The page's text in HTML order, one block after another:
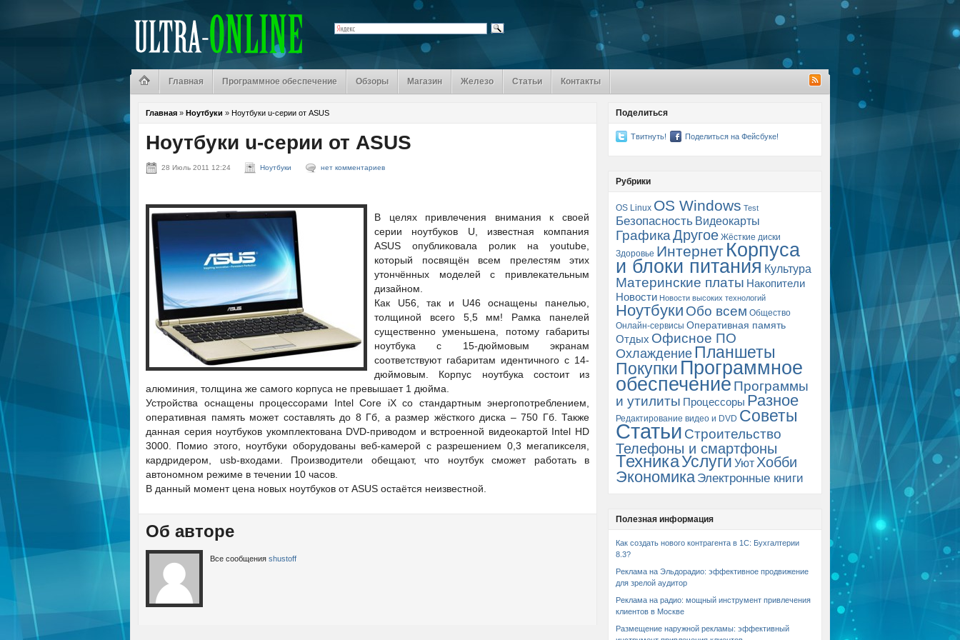
Главная Программное обеспечение Обзоры Магазин Железо Статьи Контакты
Главная » Ноутбуки » Ноутбуки u-серии от ASUS
Ноутбуки u-серии от ASUS
28 Июль 2011 12:24 Ноутбуки нет комментариев
В целях привлечения внимания к своей
серии ноутбуков U, известная компания
ASUS опубликовала ролик на youtube,
который посвящён всем прелестям этих
утончённых моделей с привлекательным
дизайном.
Как U56, так и U46 оснащены панелью,
толщиной всего 5,5 мм! Рамка панелей
существенно уменьшена, потому габариты
ноутбука с 15-дюймовым экранам
соответствуют габаритам идентичного с 14-
дюймовым. Корпус ноутбука состоит из
алюминия, толщина же самого корпуса не превышает 1 дюйма.
Устройства оснащены процессорами Intel Core iX со стандартным энергопотреблением,
оперативная память может составлять до 8 Гб, а размер жёсткого диска – 750 Гб. Также
данная серия ноутбуков укомплектована DVD-приводом и встроенной видеокартой Intel HD
3000. Помио этого, ноутбуки оборудованы веб-камерой с разрешением 0,3 мегапикселя,
кардридером, usb-входами. Производители обещают, что ноутбук сможет работать в
автономном режиме в течении 10 часов.
В данный момент цена новых ноутбуков от ASUS остаётся неизвестной.
Об авторе
Все сообщения shustoff
Поделиться
Твитнуть! Поделиться на Фейсбуке!
Рубрики
OS Linux OS Windows Test
Безопасность Видеокарты
ГрафикаДругое Жёсткие диски
Здоровье Интернет Корпуса
и блоки питания Культура
Материнские платы Накопители
Новости Новости высоких технологий
Ноутбуки Обо всем Общество
Онлайн-сервисы Оперативная память
Отдых Офисное ПО
Охлаждение Планшеты
Покупки Программное
обеспечение Программы
и утилиты Процессоры Разное
Редактирование видео и DVD Советы
Статьи Строительство
Телефоны и смартфоны
ТехникаУслуги Уют Хобби
Экономика Электронные книги
Полезная информация
Как создать нового контрагента в 1С: Бухгалтерии
8.3?
Реклама на Эльдорадио: эффективное продвижение
для зрелой аудитор
Реклама на радио: мощный инструмент привлечения
клиентов в Москве
Размещение наружной рекламы: эффективный